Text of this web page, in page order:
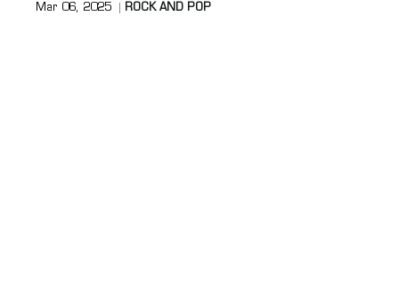
Mar 06, 2025 ROCK AND POP